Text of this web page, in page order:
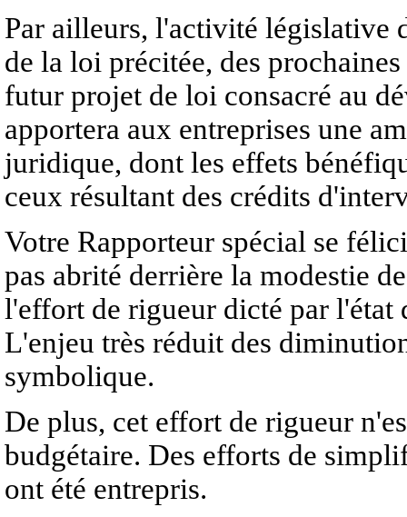
Par ailleurs, l'activité législative
de la loi précitée, des
futur projet de loi consacré au
apportera aux entreprises une
juridique, dont les effets
ceux résultant des crédits
Votre Rapporteur spécial se
pas abrité derrière la modestie
l'effort de rigueur dicté par l'état
L'enjeu très réduit des
symbolique.
De plus, cet effort de rigueur
budgétaire. Des efforts de
ont été entrepris.